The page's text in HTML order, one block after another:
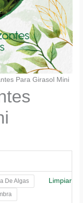
Para Girasol Mini
De Algas
Limpiar